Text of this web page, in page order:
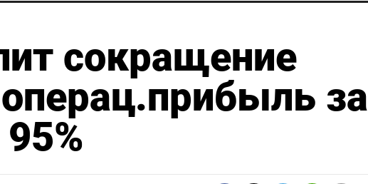
сокращение
за